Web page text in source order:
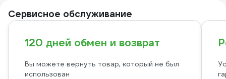
Сервисное обслуживание
120 дней обмен и возврат
Вы можете вернуть товар, который не был
использован